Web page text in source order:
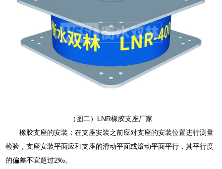
（图二）LNR橡胶支座厂家
橡胶支座的安装：在支座安装之前应对支座的安装位置进行测量
检验，支座安装平面应和支座的滑动平面或滚动平面平行，其平行度
的偏差不宜超过2‰。